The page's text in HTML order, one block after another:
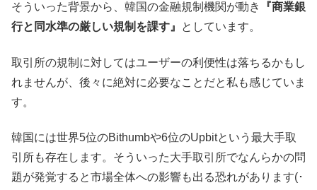
そういった背景から、韓国の金融規制機関が動き
『商業銀
行と同水準の厳しい規制を課す』
としています。
取引所の規制に対してはユーザーの利便性は落ちるかもし
れませんが、後々に絶対に必要なことだと私も感じていま
す。
韓国には世界5位のBithumbや6位のUpbitという最大手取
引所も存在します。そういった大手取引所でなんらかの問
題が発覚すると市場全体への影響も出る恐れがあります(･